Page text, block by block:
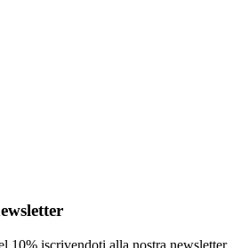
10% iscrivendoti alla nostra newsletter